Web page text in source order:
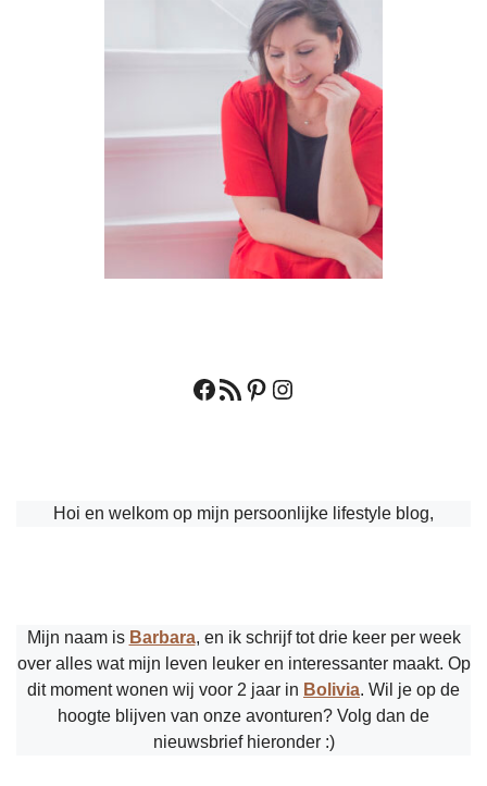
Facebook
RSS feedPinterest
Instagram
Hoi en welkom op mijn persoonlijke lifestyle blog,
Mijn naam is Barbara, en ik schrijf tot drie keer per week
over alles wat mijn leven leuker en interessanter maakt. Op
dit moment wonen wij voor 2 jaar in Bolivia. Wil je op de
hoogte blijven van onze avonturen? Volg dan de
nieuwsbrief hieronder :)